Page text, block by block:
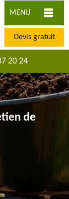
MENU
Devis gratuit
20 24
de